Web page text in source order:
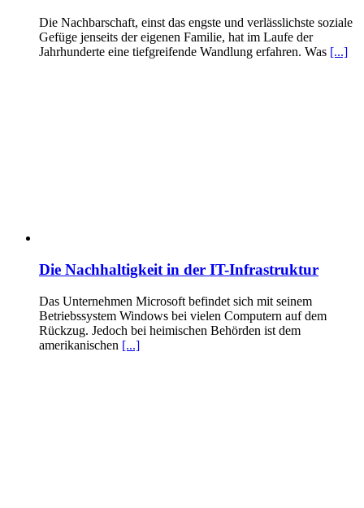
Die Nachbarschaft, einst das engste und verlässlichste soziale
Gefüge jenseits der eigenen Familie, hat im Laufe der
Jahrhunderte eine tiefgreifende Wandlung erfahren. Was [...]
Die Nachhaltigkeit in der IT-Infrastruktur
Das Unternehmen Microsoft befindet sich mit seinem
Betriebssystem Windows bei vielen Computern auf dem
Rückzug. Jedoch bei heimischen Behörden ist dem
amerikanischen [...]